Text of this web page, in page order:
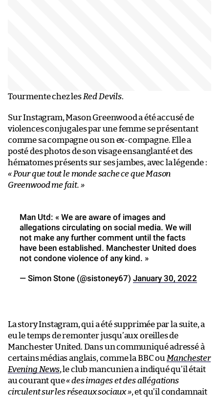
Tourmente chez les Red Devils.
Sur Instagram, Mason Greenwood a été accusé de
violences conjugales par une femme se présentant
comme sa compagne ou son ex-compagne. Elle a
posté des photos de son visage ensanglanté et des
hématomes présents sur ses jambes, avec la légende :
« Pour que tout le monde sache ce que Mason
Greenwood me fait. »
Man Utd: « We are aware of images and
allegations circulating on social media. We will
not make any further comment until the facts
have been established. Manchester United does
not condone violence of any kind. »
— Simon Stone (@sistoney67) January 30, 2022
La story Instagram, qui a été supprimée par la suite, a
eu le temps de remonter jusqu’aux oreilles de
Manchester United. Dans un communiqué adressé à
certains médias anglais, comme la BBC ou Manchester
Evening News, le club mancunien a indiqué qu’il était
au courant que« des images et des allégations
circulent sur les réseaux sociaux », et qu’il condamnait